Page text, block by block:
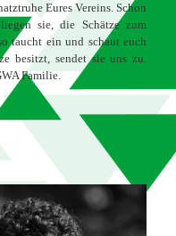
Eures Vereins. Schon
sie, die Schätze zum
taucht ein und schaut euch
besitzt, sendet sie uns zu.
Familie.